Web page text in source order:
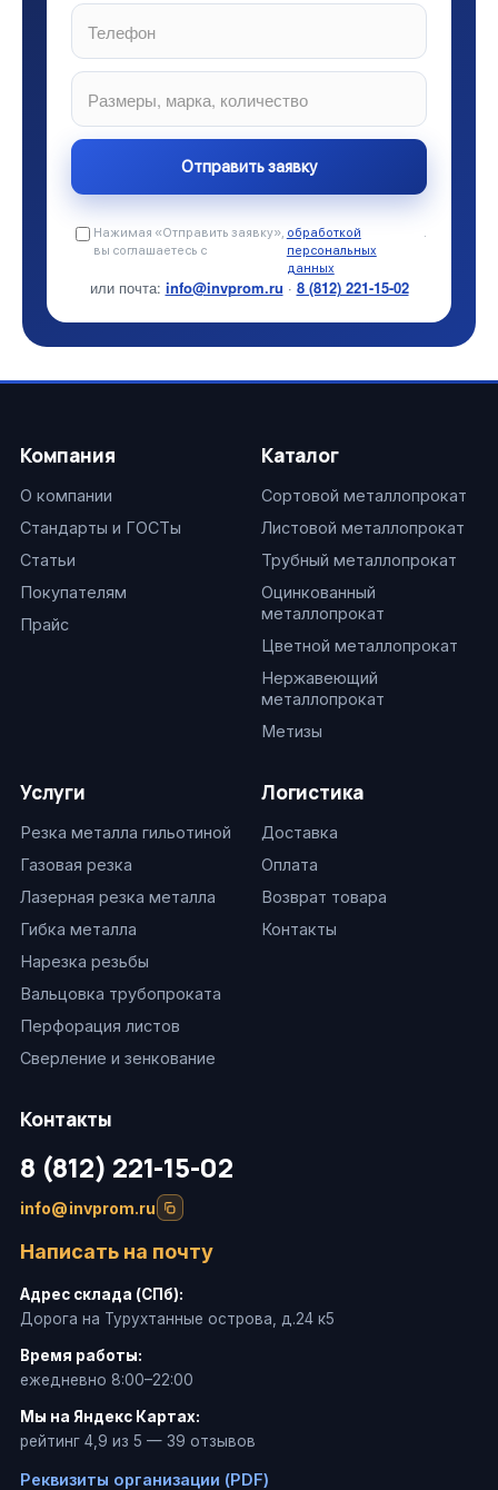
Нажимая «Отправить заявку»,
вы соглашаетесь с
обработкой
персональных
данных
.
или почта: info@invprom.ru · 8 (812) 221-15-02
Компания
О компании
Стандарты и ГОСТы
Статьи
Покупателям
Прайс
Каталог
Сортовой металлопрокат
Листовой металлопрокат
Трубный металлопрокат
Оцинкованный
металлопрокат
Цветной металлопрокат
Нержавеющий
металлопрокат
Метизы
Услуги
Резка металла гильотиной
Газовая резка
Лазерная резка металла
Гибка металла
Нарезка резьбы
Вальцовка трубопроката
Перфорация листов
Сверление и зенкование
Логистика
Доставка
Оплата
Возврат товара
Контакты
Контакты
8 (812) 221-15-02
info@invprom.ru
Написать на почту
Адрес склада (СПб):
Дорога на Турухтанные острова, д.24 к5
Время работы:
ежедневно 8:00–22:00
Мы на Яндекс Картах:
рейтинг 4,9 из 5 — 39 отзывов
Реквизиты организации (PDF)